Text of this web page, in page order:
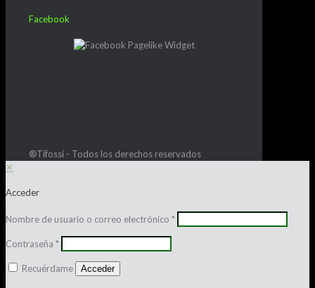
Facebook
®Tifossi - Todos los derechos reservados
✕
Acceder
Nombre de usuario o correo electrónico *
Contraseña *
Recuérdame Acceder